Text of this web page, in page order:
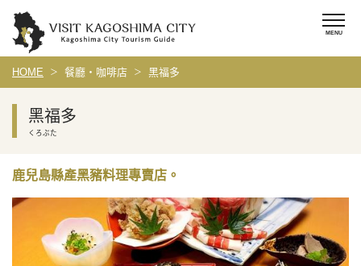
HOME 餐廳・咖啡店 黑福多
黑福多
くろぶた
鹿兒島縣產黑豬料理專賣店。